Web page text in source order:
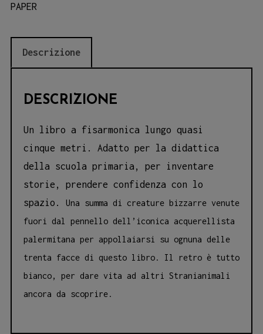
PAPER
Descrizione
DESCRIZIONE
Un libro a fisarmonica lungo quasi
cinque metri. Adatto per la didattica
della scuola primaria, per inventare
storie, prendere confidenza con lo
spazio. Una summa di creature bizzarre venute
fuori dal pennello dell’iconica acquerellista
palermitana per appollaiarsi su ognuna delle
trenta facce di questo libro. Il retro è tutto
bianco, per dare vita ad altri Stranianimali
ancora da scoprire.